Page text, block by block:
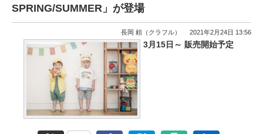
SPRING/SUMMER」が登場
長岡 頼（クラフル） 2021年2月24日 13:56
3月15日～ 販売開始予定